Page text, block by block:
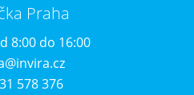
Praha
8:00 do 16:00
578 376